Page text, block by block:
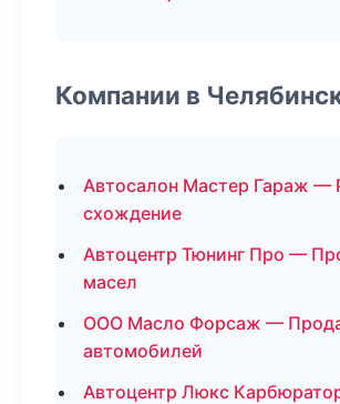
Компании в
Автосалон Мастер Гараж —
схождение
Автоцентр Тюнинг Про —
масел
ООО Масло Форсаж —
автомобилей
Автоцентр Люкс